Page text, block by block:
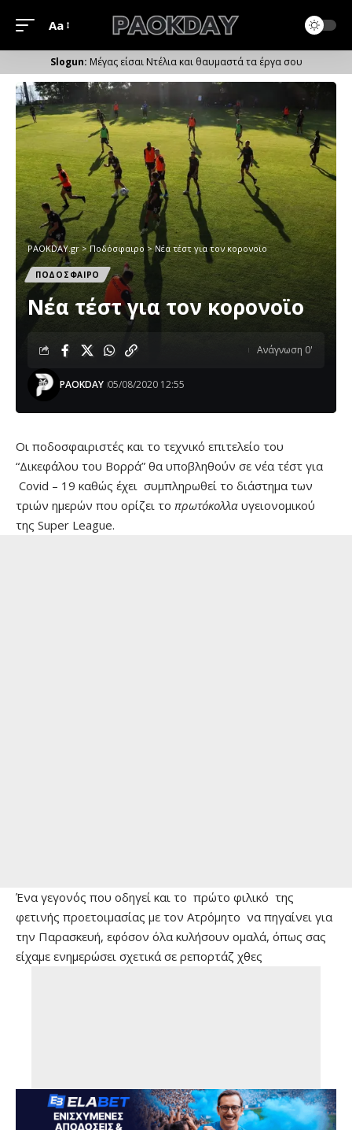
Μέγεθος
Γραμματοσειράς
Aa
Μέγας είσαι Ντέλια και θαυμαστά τα έργα σου
PAOKDAY.gr >Ποδόσφαιρο >Νέα τέστ για τον κορονοϊο
ΠΟΔΟΣΦΑΙΡΟ
Νέα τέστ για τον κορονοϊο
PAOKDAY 05/08/2020 12:55
Ανάγνωση 0'
Οι ποδοσφαιριστές και το τεχνικό επιτελείο του
“Δικεφάλου του Βορρά” θα υποβληθούν σε νέα τέστ για
Covid – 19 καθώς έχει συμπληρωθεί το διάστημα των
τριών ημερών που ορίζει το πρωτόκολλα υγειονομικού
της Super League.
Ένα γεγονός που οδηγεί και το πρώτο φιλικό της
φετινής προετοιμασίας με τον Ατρόμητο να πηγαίνει για
την Παρασκευή, εφόσον όλα κυλήσουν ομαλά, όπως σας
είχαμε ενημερώσει σχετικά σε ρεπορτάζ χθες